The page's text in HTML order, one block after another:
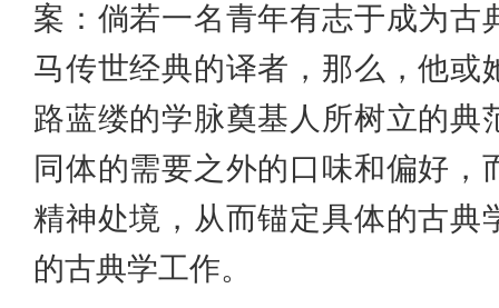
案：倘若一名青年有志于成为古
马传世经典的译者，那么，他或
路蓝缕的学脉奠基人所树立的典
同体的需要之外的口味和偏好，
精神处境，从而锚定具体的古典
的古典学工作。